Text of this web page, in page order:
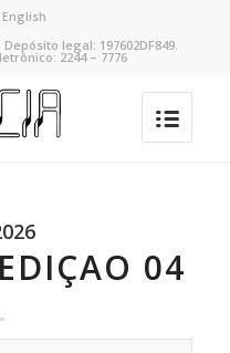
English
legal: 197602DF849.
2244 – 7776
04